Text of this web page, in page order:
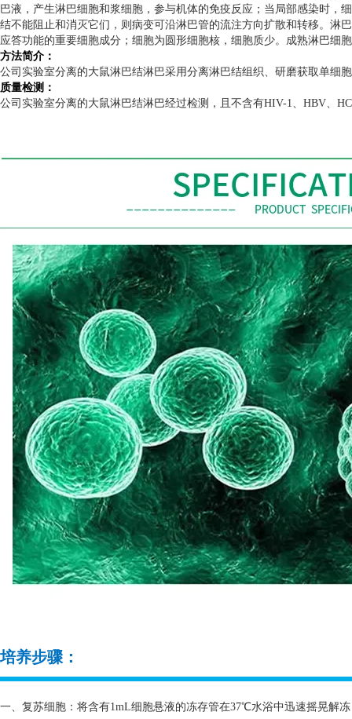
巴液，产生淋巴细胞和浆细胞，参与机体的免疫反应；当局部感染时，
结不能阻止和消灭它们，则病变可沿淋巴管的流注方向扩散和转移。淋
应答功能的重要细胞成分；细胞为圆形细胞核，细胞质少。成熟淋巴细
方法简介：
公司实验室分离的大鼠淋巴结淋巴采用分离淋巴结组织、研磨获取单细
质量检测：
公司实验室分离的大鼠淋巴结淋巴经过检测，且不含有HIV-1、 HBV、
培养步骤：
一、复苏细胞：将含有1mL细胞悬液的冻存管在37℃水浴中迅速摇晃解